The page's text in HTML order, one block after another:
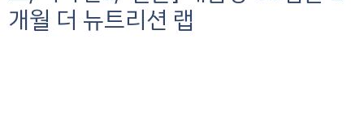
개월 더 뉴트리션 랩